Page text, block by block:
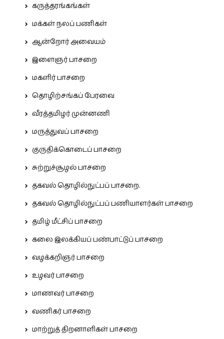
கருத்தரங்கங்கள்
மக்கள் நலப் பணிகள்
ஆன்றோர் அவையம்
இளைஞர் பாசறை
மகளிர் பாசறை
தொழிற்சங்கப் பேரவை
வீரத்தமிழர் முன்னணி
மருத்துவப் பாசறை
குருதிக்கொடைப் பாசறை
சுற்றுச்சூழல் பாசறை
தகவல் தொழில்நுட்பப் பாசறை.
தகவல் தொழில்நுட்பப் பணியாளர்கள் பாசறை
தமிழ் மீட்சிப் பாசறை
கலை இலக்கியப் பண்பாட்டுப் பாசறை
வழக்கறிஞர் பாசறை
உழவர் பாசறை
மாணவர் பாசறை
வணிகர் பாசறை
மாற்றுத் திறனாளிகள் பாசறை